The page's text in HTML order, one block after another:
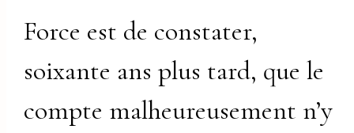
Force est de constater,
soixante ans plus tard, que le
compte malheureusement n’y